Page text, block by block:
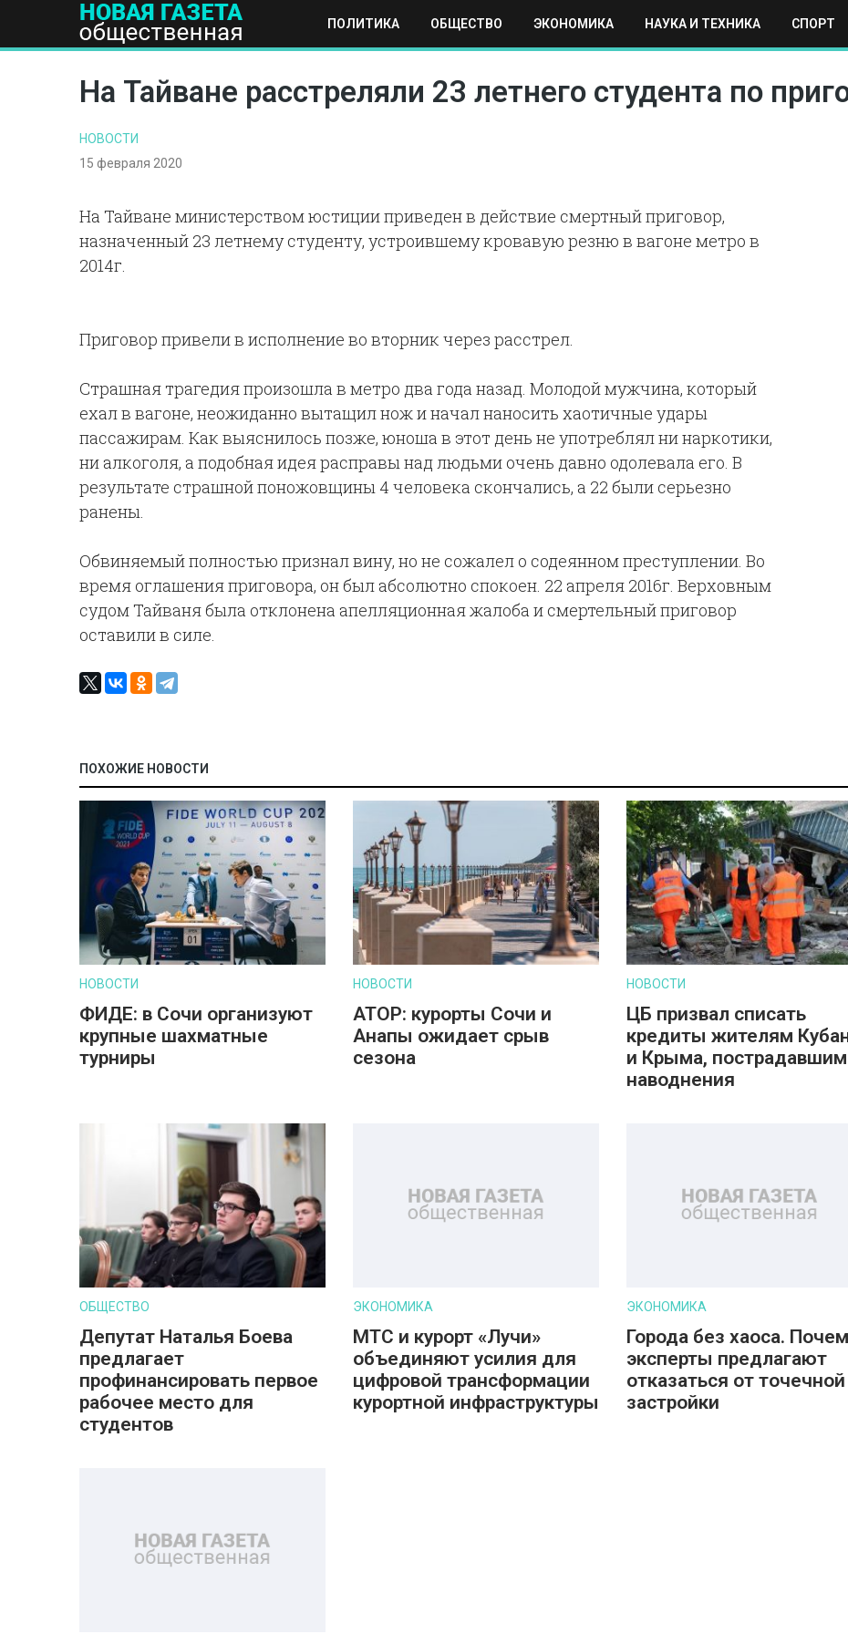
ПОЛИТИКА ОБЩЕСТВО ЭКОНОМИКА НАУКА И ТЕХНИКА СПОРТ
ПОЛИТИКА ОБЩЕСТВО ЭКОНОМИКА НАУКА И ТЕХНИКА СПОРТ МОСКВА РЕГИОНЫ МИР
На Тайване расстреляли 23 летнего студента по
НОВОСТИ
15 февраля 2020
На Тайване министерством юстиции приведен в действие смертный приговор,
назначенный 23 летнему студенту, устроившему кровавую резню в вагоне метро в
2014г.
Приговор привели в исполнение во вторник через расстрел.
Страшная трагедия произошла в метро два года назад. Молодой мужчина, который
ехал в вагоне, неожиданно вытащил нож и начал наносить хаотичные удары
пассажирам. Как выяснилось позже, юноша в этот день не употреблял ни наркотики,
ни алкоголя, а подобная идея расправы над людьми очень давно одолевала его. В
результате страшной поножовщины 4 человека скончались, а 22 были серьезно
ранены.
Обвиняемый полностью признал вину, но не сожалел о содеянном преступлении. Во
время оглашения приговора, он был абсолютно спокоен. 22 апреля 2016г. Верховным
судом Тайваня была отклонена апелляционная жалоба и смертельный приговор
оставили в силе.
ПОХОЖИЕ НОВОСТИ
НОВОСТИ
ФИДЕ: в Сочи организуют
крупные шахматные
турниры
НОВОСТИ
АТОР: курорты Сочи и
Анапы ожидает срыв
сезона
НОВОСТИ
ЦБ призвал списать
кредиты жителям
и Крыма,
наводнения
ОБЩЕСТВО
Депутат Наталья Боева
предлагает
профинансировать первое
рабочее место для
студентов
ЭКОНОМИКА
МТС и курорт «Лучи»
объединяют усилия для
цифровой трансформации
курортной инфраструктуры
ЭКОНОМИКА
Города без хаоса.
эксперты предлагают
отказаться от точечной
застройки